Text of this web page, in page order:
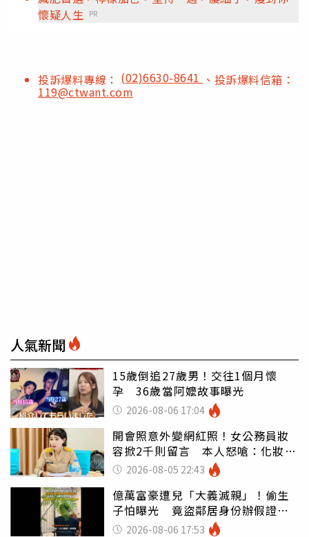
懷疑人生 PR
投訴爆料專線： (02)6630-8641 、投訴爆料信箱：
119@ctwant.com
人氣新聞
15歲倒追27歲男！交往1個月懷
孕 36歲當阿嬤故事曝光
2026-08-06 17:04
開會照意外變網紅照！女公務員妝
容掀2千則留言 本人怒嗆：化妝有
錯嗎2026-08-05 22:43
億萬富豪遭兒「大義滅親」！偷生
子怕曝光 竟盜鄰居身份辦假證落
戶 2026-08-06 17:53